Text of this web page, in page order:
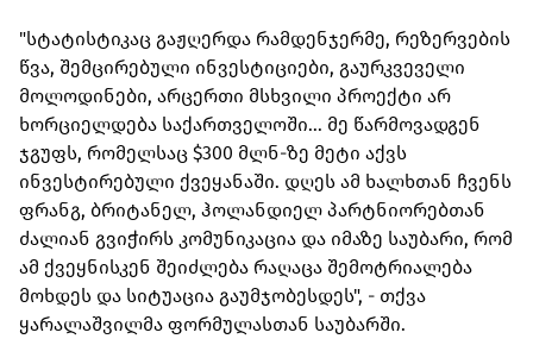
"სტატისტიკაც გაჟღერდა რამდენჯერმე, რეზერვების
წვა, შემცირებული ინვესტიციები, გაურკვეველი
მოლოდინები, არცერთი მსხვილი პროექტი არ
ხორციელდება საქართველოში... მე წარმოვადგენ
ჯგუფს, რომელსაც $300 მლნ-ზე მეტი აქვს
ინვესტირებული ქვეყანაში. დღეს ამ ხალხთან ჩვენს
ფრანგ, ბრიტანელ, ჰოლანდიელ პარტნიორებთან
ძალიან გვიჭირს კომუნიკაცია და იმაზე საუბარი, რომ
ამ ქვეყნისკენ შეიძლება რაღაცა შემოტრიალება
მოხდეს და სიტუაცია გაუმჯობესდეს", - თქვა
ყარალაშვილმა ფორმულასთან საუბარში.